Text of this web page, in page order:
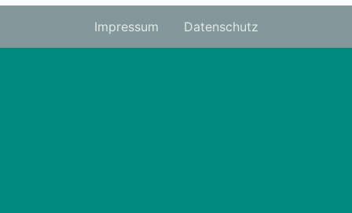
Impressum Datenschutz